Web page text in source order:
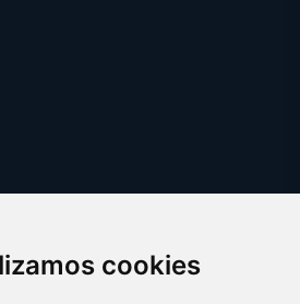
cookies